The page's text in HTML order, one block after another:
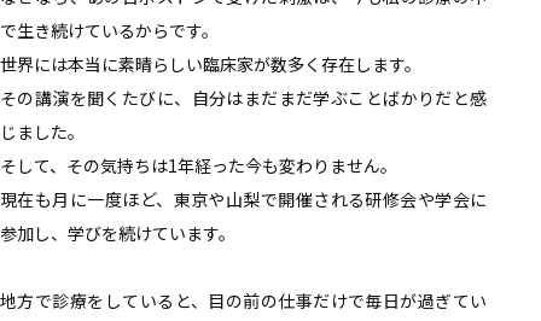
で生き続けているからです。
世界には本当に素晴らしい臨床家が数多く存在します。
その講演を聞くたびに、自分はまだまだ学ぶことばかりだと感
じました。
そして、その気持ちは1年経った今も変わりません。
現在も月に一度ほど、東京や山梨で開催される研修会や学会に
参加し、学びを続けています。
地方で診療をしていると、目の前の仕事だけで毎日が過ぎてい